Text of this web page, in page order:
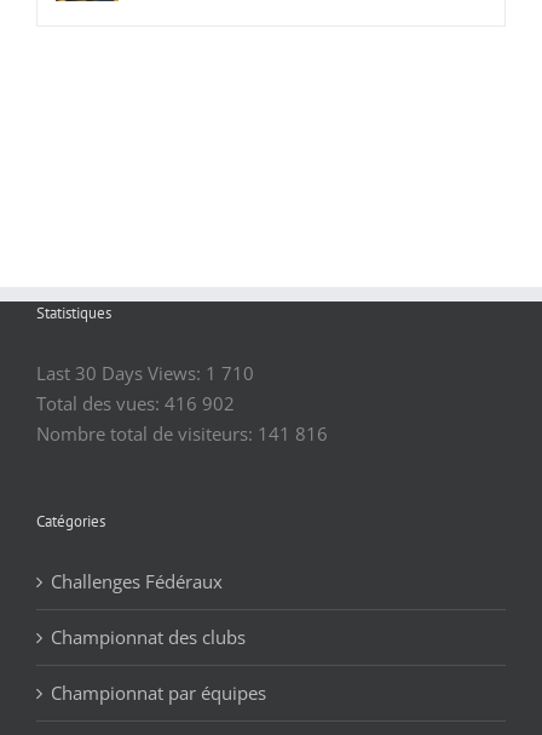
Statistiques
Last 30 Days Views: 1 710
Total des vues: 416 902
Nombre total de visiteurs: 141 816
Catégories
Challenges Fédéraux
Championnat des clubs
Championnat par équipes